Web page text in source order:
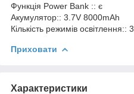
Функція Power Bank :: є
Акумулятор:: 3.7V 8000mAh
Кількість режимів освітлення:: 3
Приховати
Характеристики